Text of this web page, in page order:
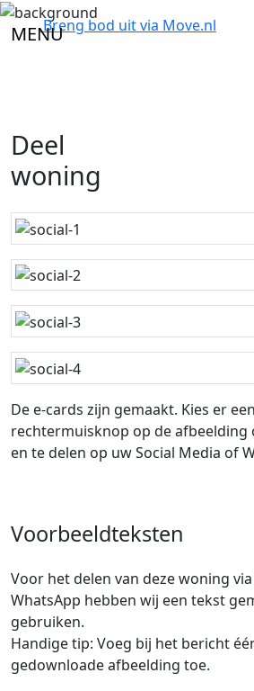
MENUBreng bod uit via Move.nl
Deel
woning
De e-cards zijn gemaakt. Kies er
rechtermuisknop op de afbeelding
en te delen op uw Social Media of
Voorbeeldteksten
Voor het delen van deze woning
WhatsApp hebben wij een tekst
gebruiken.
Handige tip: Voeg bij het bericht
gedownloade afbeelding toe.